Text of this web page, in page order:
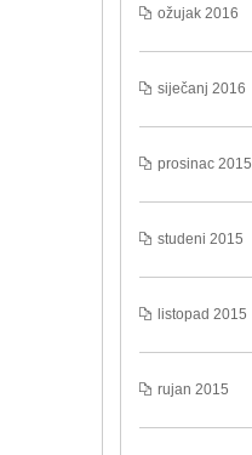
ožujak 2016
siječanj 2016
prosinac 2015
studeni 2015
listopad 2015
rujan 2015